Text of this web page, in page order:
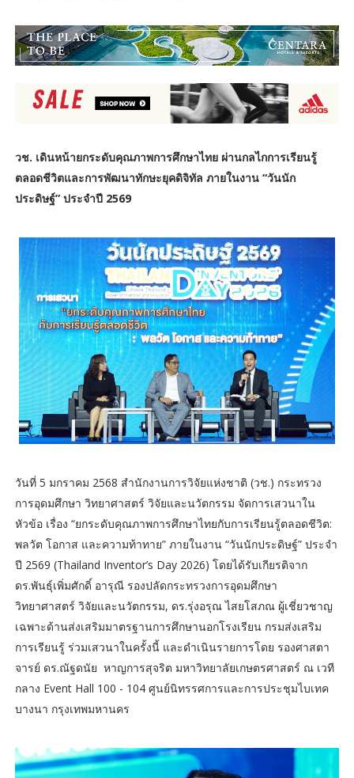
วช. เดินหน้ายกระดับคุณภาพการศึกษาไทย ผ่านกลไกการเรียนรู้
ตลอดชีวิตและการพัฒนาทักษะยุคดิจิทัล ภายในงาน “วันนัก
ประดิษฐ์” ประจำปี 2569
วันที่ 5 มกราคม 2568 สำนักงานการวิจัยแห่งชาติ (วช.) กระทรวง
การอุดมศึกษา วิทยาศาสตร์ วิจัยและนวัตกรรม จัดการเสวนาใน
หัวข้อ เรื่อง “ยกระดับคุณภาพการศึกษาไทยกับการเรียนรู้ตลอดชีวิต:
พลวัต โอกาส และความท้าทาย” ภายในงาน “วันนักประดิษฐ์” ประจำ
ปี 2569 (Thailand Inventor’s Day 2026) โดยได้รับเกียรติจาก
ดร.พันธุ์เพิ่มศักดิ์ อารุณี รองปลัดกระทรวงการอุดมศึกษา
วิทยาศาสตร์ วิจัยและนวัตกรรม, ดร.รุ่งอรุณ ไสยโสภณ ผู้เชี่ยวชาญ
เฉพาะด้านส่งเสริมมาตรฐานการศึกษานอกโรงเรียน กรมส่งเสริม
การเรียนรู้ ร่วมเสวนาในครั้งนี้ และดำเนินรายการโดย รองศาสตา
จารย์ ดร.ณัฐดนัย หาญการสุจริต มหาวิทยาลัยเกษตรศาสตร์ ณ เวที
กลาง Event Hall 100 - 104 ศูนย์นิทรรศการและการประชุมไบเทค
บางนา กรุงเทพมหานคร